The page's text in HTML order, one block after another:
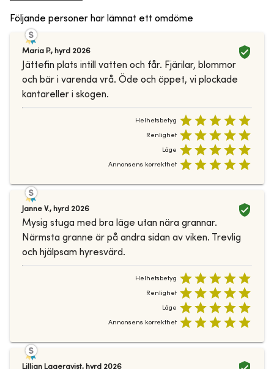
Följande personer har lämnat ett omdöme
Maria P., hyrd 2026
Jättefin plats intill vatten och får. Fjärilar, blommor
och bär i varenda vrå. Öde och öppet, vi plockade
kantareller i skogen.
Helhetsbetyg
Renlighet
Läge
Annonsens korrekthet
Janne V., hyrd 2026
Mysig stuga med bra läge utan nära grannar.
Närmsta granne är på andra sidan av viken. Trevlig
och hjälpsam hyresvärd.
Helhetsbetyg
Renlighet
Läge
Annonsens korrekthet
Lillian Lagerqvist, hyrd 2026